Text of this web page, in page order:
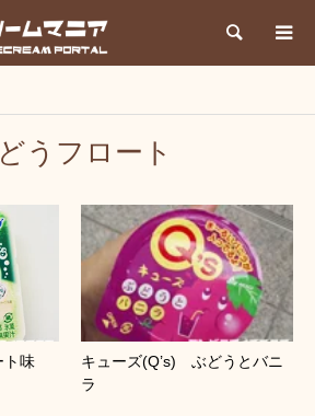
検索
うフロート
ト味
キューズ(Q’s) ぶどうとバニ
ラ